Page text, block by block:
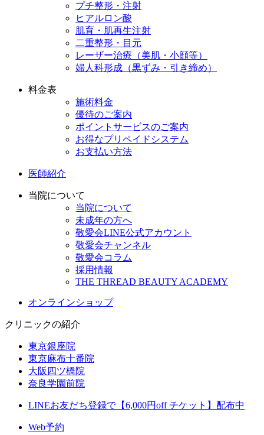
プチ整形・注射
ヒアルロン酸
肌育・肌再生注射
二重整形・目元
レーザー治療（美肌・小顔等）
婦人科形成（黒ずみ・引き締め）
料金表
施術料金
優待のご案内
ポイントサービスのご案内
お得なプリペイドシステム
お支払い方法
医師紹介
当院について
当院について
未成年の方へ
敬愛会LINE公式アカウント
敬愛会チャンネル
敬愛会コラム
採用情報
THE THREAD BEAUTY ACADEMY
オンラインショップ
クリニックの紹介
東京銀座院
東京麻布十番院
大阪四ツ橋院
奈良学園前院
LINEお友だち登録で【6,000円off チケット】配布中
Web予約